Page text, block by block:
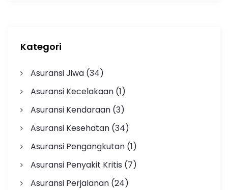
Kategori
Asuransi Jiwa(34)
Asuransi Kecelakaan(1)
Asuransi Kendaraan(3)
Asuransi Kesehatan(34)
Asuransi Pengangkutan(1)
Asuransi Penyakit Kritis (7)
Asuransi Perjalanan(24)